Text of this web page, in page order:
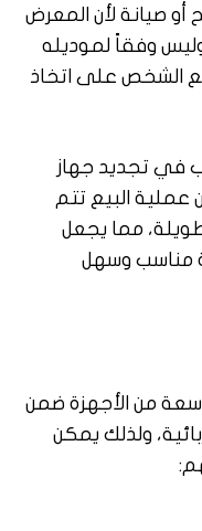
أو صيانة لأن المعرض
وفقاً لموديله
الشخص على اتخاذ
في تجديد جهاز
عملية البيع تتم
مما يجعل
مناسب وسهل
من الأجهزة ضمن
ولذلك يمكن